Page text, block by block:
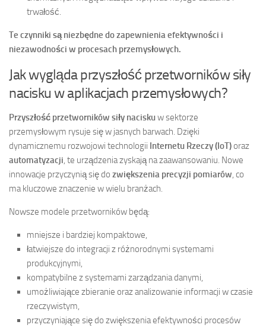
trwałość.
Te czynniki są niezbędne do zapewnienia efektywności i
niezawodności w procesach przemysłowych.
Jak wygląda przyszłość przetworników siły
nacisku w aplikacjach przemysłowych?
Przyszłość przetworników siły naciskuw sektorze
przemysłowym rysuje się w jasnych barwach. Dzięki
dynamicznemu rozwojowi technologii Internetu Rzeczy (IoT)oraz
automatyzacji, te urządzenia zyskają na zaawansowaniu. Nowe
innowacje przyczynią się do zwiększenia precyzji pomiarów, co
ma kluczowe znaczenie w wielu branżach.
Nowsze modele przetworników będą:
mniejsze i bardziej kompaktowe,
łatwiejsze do integracji z różnorodnymi systemami
produkcyjnymi,
kompatybilne z systemami zarządzania danymi,
umożliwiające zbieranie oraz analizowanie informacji w czasie
rzeczywistym,
przyczyniające się do zwiększenia efektywności procesów